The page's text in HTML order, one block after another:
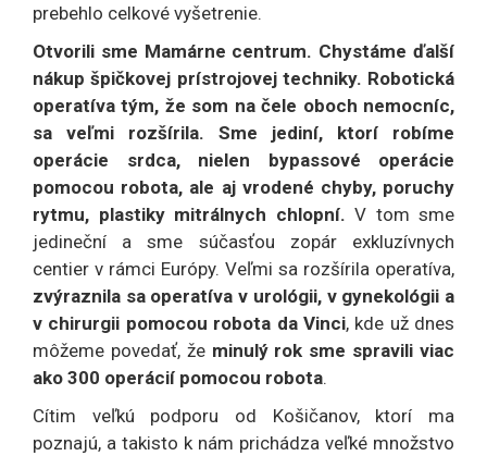
prebehlo celkové vyšetrenie.
Otvorili sme Mamárne centrum. Chystáme ďalší
nákup špičkovej prístrojovej techniky. Robotická
operatíva tým, že som na čele oboch nemocníc,
sa veľmi rozšírila. Sme jediní, ktorí robíme
operácie srdca, nielen bypassové operácie
pomocou robota, ale aj vrodené chyby, poruchy
rytmu, plastiky mitrálnych chlopní. V tom sme
jedineční a sme súčasťou zopár exkluzívnych
centier v rámci Európy. Veľmi sa rozšírila operatíva,
zvýraznila sa operatíva v urológii, v gynekológii a
v chirurgii pomocou robota da Vinci, kde už dnes
môžeme povedať, žeminulý rok sme spravili viac
ako 300 operácií pomocou robota.
Cítim veľkú podporu od Košičanov, ktorí ma
poznajú, a takisto k nám prichádza veľké množstvo